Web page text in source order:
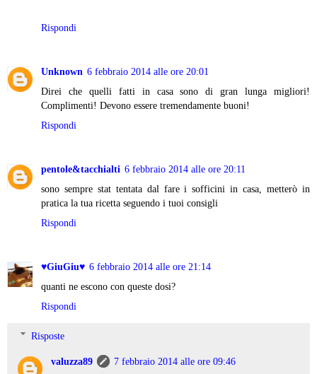
Rispondi
Unknown 6 febbraio 2014 alle ore 20:01
Direi che quelli fatti in casa sono di gran lunga migliori!
Complimenti! Devono essere tremendamente buoni!
Rispondi
pentole&tacchialti 6 febbraio 2014 alle ore 20:11
sono sempre stat tentata dal fare i sofficini in casa, metterò in
pratica la tua ricetta seguendo i tuoi consigli
Rispondi
♥GiuGiu♥ 6 febbraio 2014 alle ore 21:14
quanti ne escono con queste dosi?
Rispondi
Risposte
valuzza89
7 febbraio 2014 alle ore 09:46